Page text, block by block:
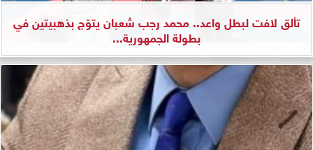
تألق لافت لبطل واعد.. محمد رجب شعبان يتوّج بذهبيتين في
بطولة الجمهورية...